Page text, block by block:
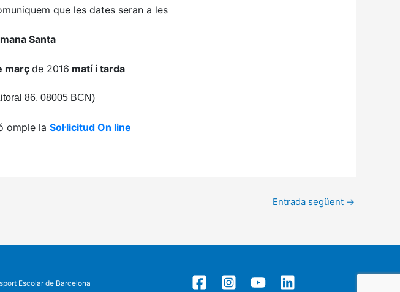
que les dates seran a les
Santa
març de 2016 matí i tarda
86, 08005 BCN)
omple la Sol·licitud On line
Entrada següent →
Escolar de Barcelona